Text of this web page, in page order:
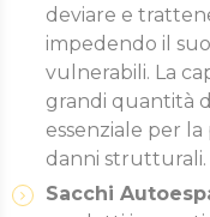
deviare e
impedendo il
vulnerabili. La
grandi quantità
essenziale per
danni strutturali.
Sacchi